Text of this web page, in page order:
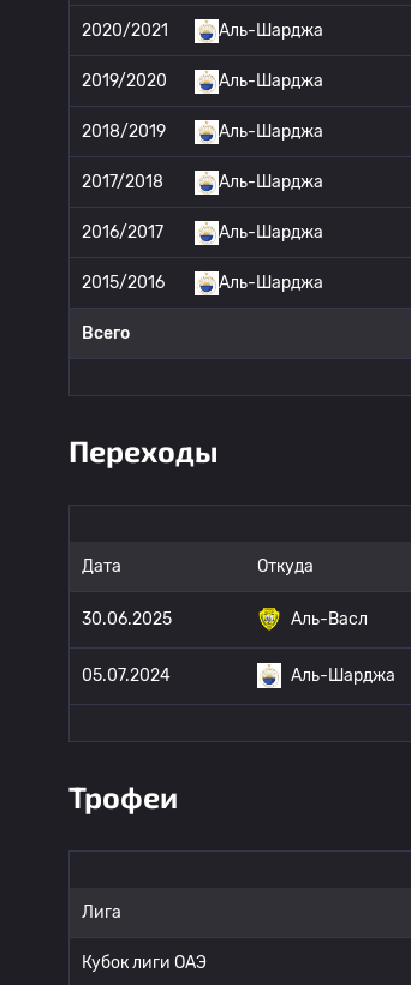
2020/2021 Аль-Шарджа
2019/2020 Аль-Шарджа
2018/2019 Аль-Шарджа
2017/2018 Аль-Шарджа
2016/2017 Аль-Шарджа
2015/2016 Аль-Шарджа
Всего
Переходы
Дата Откуда
30.06.2025 Аль-Васл
05.07.2024 Аль-Шарджа
Трофеи
Лига
Кубок лиги ОАЭ